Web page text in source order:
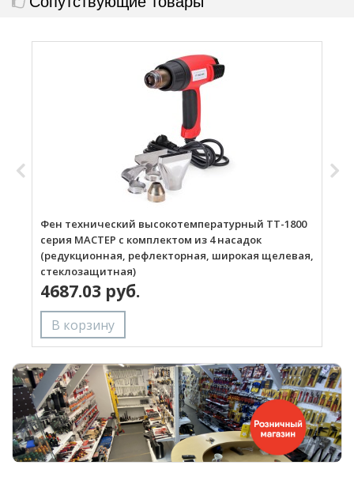
Фен технический высокотемпературный ТТ-1800
серия МАСТЕР с комплектом из 4 насадок
(редукционная, рефлекторная, широкая щелевая,
стеклозащитная)
4687.03 руб.